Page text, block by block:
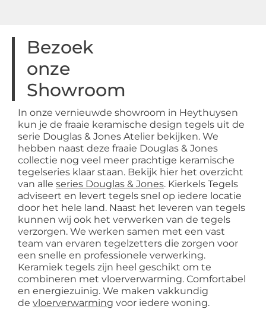
Bezoek
onze
Showroom
In onze vernieuwde showroom in Heythuysen
kun je de fraaie keramische design tegels uit de
serie Douglas & Jones Atelier bekijken. We
hebben naast deze fraaie Douglas & Jones
collectie nog veel meer prachtige keramische
tegelseries klaar staan. Bekijk hier het overzicht
van alle series Douglas & Jones. Kierkels Tegels
adviseert en levert tegels snel op iedere locatie
door het hele land. Naast het leveren van tegels
kunnen wij ook het verwerken van de tegels
verzorgen. We werken samen met een vast
team van ervaren tegelzetters die zorgen voor
een snelle en professionele verwerking.
Keramiek tegels zijn heel geschikt om te
combineren met vloerverwarming. Comfortabel
en energiezuinig. We maken vakkundig
de vloerverwarming voor iedere woning.